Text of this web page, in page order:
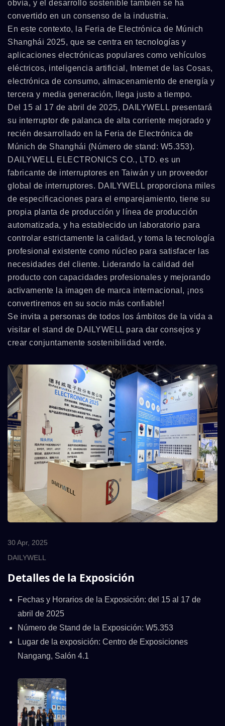
obvia, y el desarrollo sostenible también se ha
convertido en un consenso de la industria.
En este contexto, la Feria de Electrónica de Múnich
Shanghái 2025, que se centra en tecnologías y
aplicaciones electrónicas populares como vehículos
eléctricos, inteligencia artificial, Internet de las Cosas,
electrónica de consumo, almacenamiento de energía y
tercera y media generación, llega justo a tiempo.
Del 15 al 17 de abril de 2025, DAILYWELL presentará
su interruptor de palanca de alta corriente mejorado y
recién desarrollado en la Feria de Electrónica de
Múnich de Shanghái (Número de stand: W5.353).
DAILYWELL ELECTRONICS CO., LTD. es un
fabricante de interruptores en Taiwán y un proveedor
global de interruptores. DAILYWELL proporciona miles
de especificaciones para el emparejamiento, tiene su
propia planta de producción y línea de producción
automatizada, y ha establecido un laboratorio para
controlar estrictamente la calidad, y toma la tecnología
profesional existente como núcleo para satisfacer las
necesidades del cliente. Liderando la calidad del
producto con capacidades profesionales y mejorando
activamente la imagen de marca internacional, ¡nos
convertiremos en su socio más confiable!
Se invita a personas de todos los ámbitos de la vida a
visitar el stand de DAILYWELL para dar consejos y
crear conjuntamente sostenibilidad verde.
30 Apr, 2025
DAILYWELL
Detalles de la Exposición
Fechas y Horarios de la Exposición: del 15 al 17 de
abril de 2025
Número de Stand de la Exposición: W5.353
Lugar de la exposición: Centro de Exposiciones
Nangang, Salón 4.1